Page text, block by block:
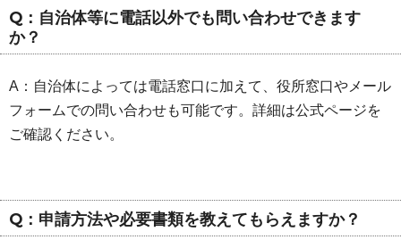
Q：自治体等に電話以外でも問い合わせできます
か？
A：自治体によっては電話窓口に加えて、役所窓口やメール
フォームでの問い合わせも可能です。詳細は公式ページを
ご確認ください。
Q：申請方法や必要書類を教えてもらえますか？